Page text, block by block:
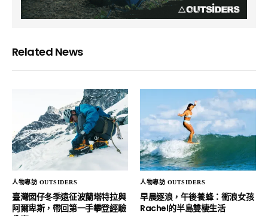
Related News
人物專訪 OUTSIDERS
臺灣囡仔冬季遠征波蘭塔特拉與
阿爾卑斯，帶回第一手攀登經驗
人物專訪 OUTSIDERS
早晨逐浪，午後養蜂：衝浪女孩
Rachel的半島雙棲生活